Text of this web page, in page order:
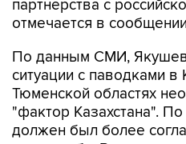
По данным СМИ, Якушев
Тюменской областях
"фактор Казахстана". По
должен был более
воду, чтобы Россия
в этих двух регионах.